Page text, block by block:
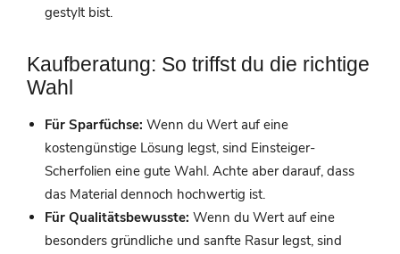
gestylt bist.
Kaufberatung: So triffst du die richtige
Wahl
Für Sparfüchse: Wenn du Wert auf eine
kostengünstige Lösung legst, sind Einsteiger-
Scherfolien eine gute Wahl. Achte aber darauf, dass
das Material dennoch hochwertig ist.
Für Qualitätsbewusste: Wenn du Wert auf eine
besonders gründliche und sanfte Rasur legst, sind